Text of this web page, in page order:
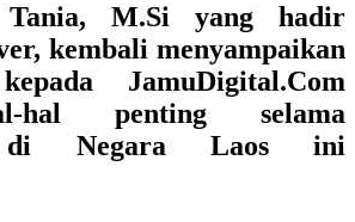
M.Si yang hadir
kembali menyampaikan
JamuDigital.Com
hal penting selama
di Negara Laos ini